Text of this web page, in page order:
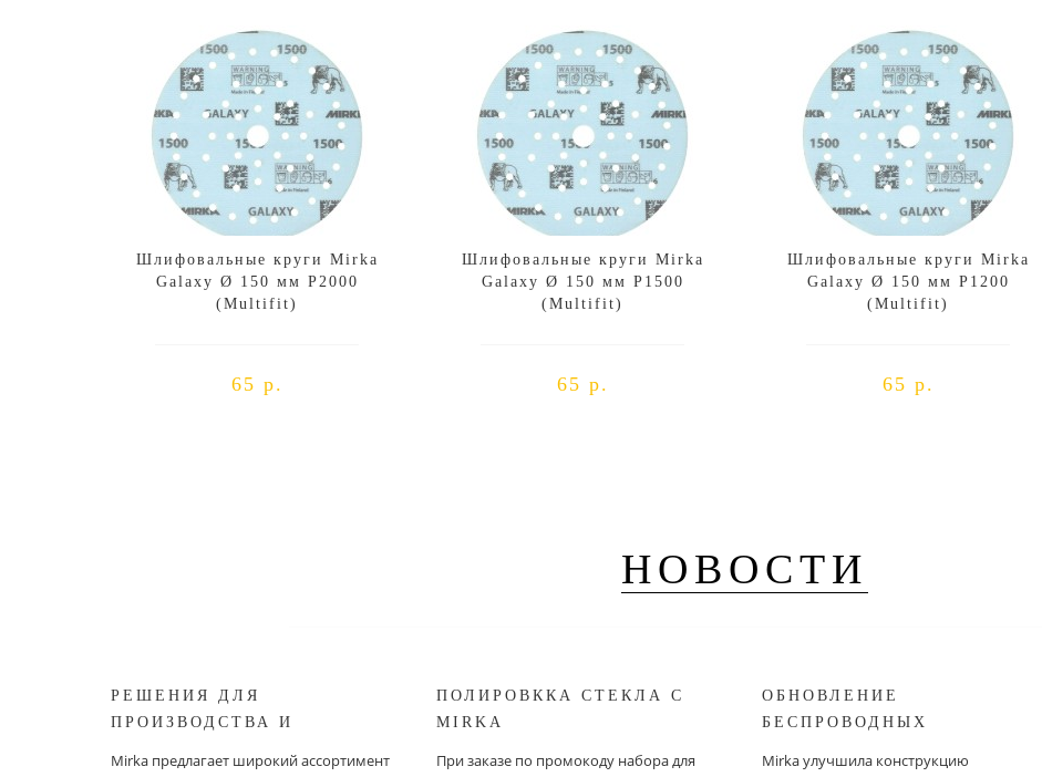
Шлифовальные круги Mirka
Galaxy Ø 150 мм P2000
(Multifit)
65 р.
Шлифовальные круги Mirka
Galaxy Ø 150 мм P1500
(Multifit)
65 р.
Шлифовальные круги Mirka
Galaxy Ø 150 мм P1200
(Multifit)
65 р.
НОВОСТИ
РЕШЕНИЯ ДЛЯ
ПРОИЗВОДСТВА И
Mirka предлагает широкий ассортимент
ПОЛИРОВККА СТЕКЛА С
MIRKA
При заказе по промокоду набора для
ОБНОВЛЕНИЕ
БЕСПРОВОДНЫХ
Mirka улучшила конструкцию